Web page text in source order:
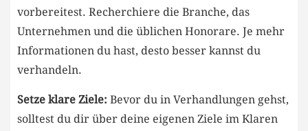
vorbereitest. Recherchiere ⁢die Branche, ​das
Unternehmen und die üblichen Honorare.‍ Je mehr
Informationen du hast, desto besser kannst du
verhandeln.
Setze ⁢klare ‌Ziele: Bevor du in Verhandlungen gehst,
solltest du dir ⁣über deine eigenen Ziele im Klaren⁤